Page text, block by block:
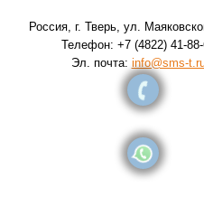
Россия, г. Тверь, ул.
Телефон: +7 (4822) 41-
Эл. почта: info@sms-